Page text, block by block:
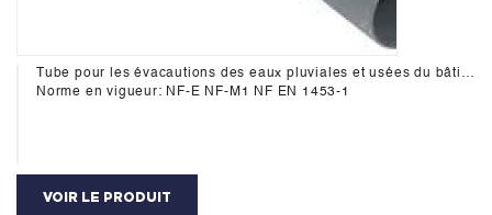
Tube pour les évacautions des eaux pluviales et usées du bâtiment.
Norme en vigueur: NF-E NF-M1 NF EN 1453-1
VOIR LE PRODUIT